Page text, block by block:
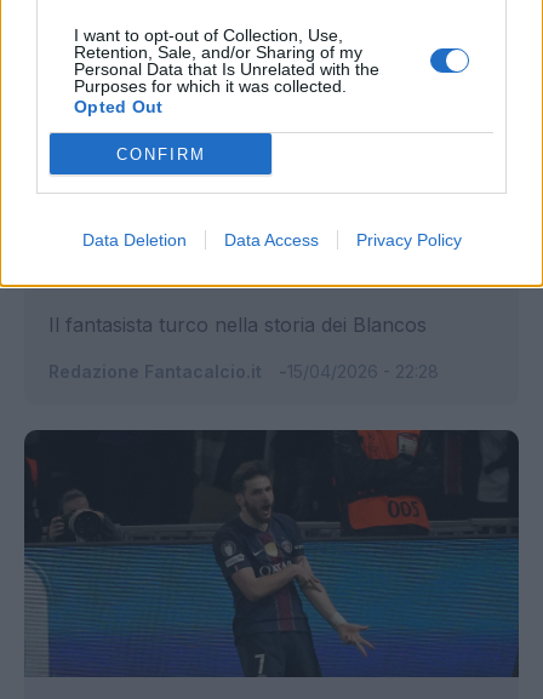
I want to opt-out of Collection, Use,
Retention, Sale, and/or Sharing of my
Personal Data that Is Unrelated with the
Purposes for which it was collected.
Opted Out
CONFIRM
Data Deletion Data Access Privacy Policy
segna il gol più veloce nella storia
Il fantasista turco nella storia dei Blancos
15/04/2026 - 22:28
Redazione Fantacalcio.it